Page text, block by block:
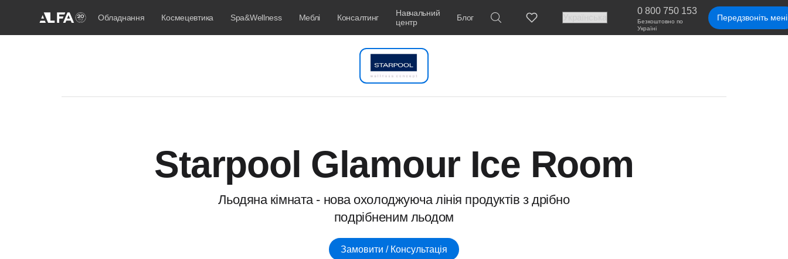
Обладнання Космецевтика Spa&Wellness Меблі Консалтинг
Навчальний
центр
Блог
0 800 750 153
Безкоштовно по
Україні
Передзвоніть мені
Starpool Glamour Ice Room
Льодяна кімната - нова охолоджуюча лінія продуктів з дрібно
подрібненим льодом
Замовити / Консультація